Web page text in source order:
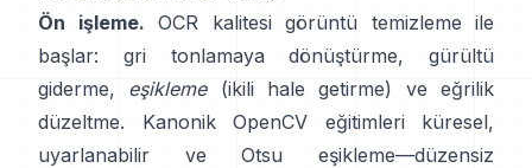
Ön işleme. OCR kalitesi görüntü temizleme ile
başlar: gri tonlamaya dönüştürme, gürültü
giderme,
eşikleme(ikili hale getirme) ve eğrilik
düzeltme. Kanonik OpenCV eğitimleri küresel,
uyarlanabilir
ve Otsu
eşikleme—düzensiz